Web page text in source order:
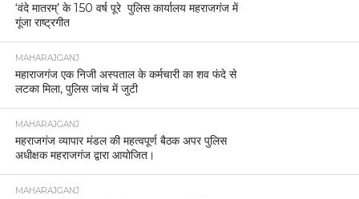
‘वंदे मातरम्’ के 150 वर्ष पूरे पुलिस कार्यालय महराजगंज में
गूंजा राष्ट्रगीत
MAHARAJGANJ
महाराजगंज एक निजी अस्पताल के कर्मचारी का शव फंदे से
लटका मिला, पुलिस जांच में जुटी
MAHARAJGANJ
महराजगंज व्यापार मंडल की महत्वपूर्ण बैठक अपर पुलिस
अधीक्षक महराजगंज द्वारा आयोजित।
MAHARAJGANJ